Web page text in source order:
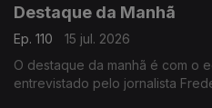
Destaque da Manhã
Ep. 110
15 jul. 2026
O destaque da manhã é com o
entrevistado pelo jornalista